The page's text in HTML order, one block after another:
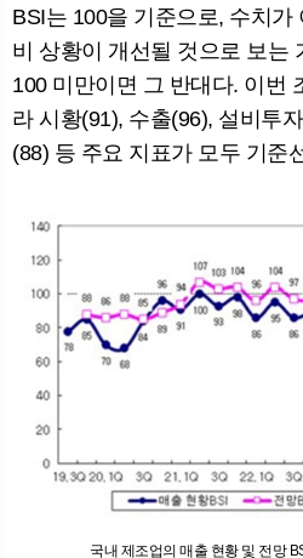
BSI는 100을 기준으로, 수치가
비 상황이 개선될 것으로 보는
100 미만이면 그 반대다. 이번
라 시황(91), 수출(96), 설비투
(88) 등 주요 지표가 모두 기준
국내 제조업의 매출 현황 및 전망